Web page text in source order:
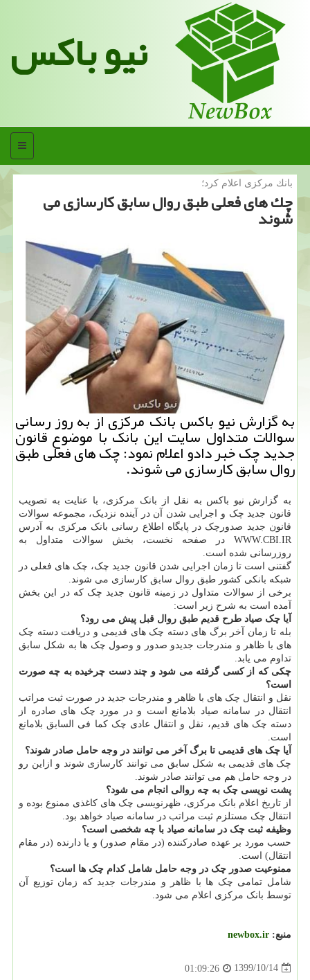
نیو باکس
منو
بانك مركزی اعلام كرد؛
چك های فعلی طبق روال سابق كارسازی می
شوند
به گزارش نیو باکس بانک مرکزی از به روز رسانی
سوالات متداول سایت این بانک با موضوع قانون
جدید چک خبر دادو اعلام نمود: چک های فعلی طبق
روال سابق کارسازی می شوند.
به گزارش نیو باکس به نقل از بانک مرکزی، با عنایت به تصویب
قانون جدید چک و اجرایی شدن آن در آینده نزدیک، مجموعه سوالات
قانون جدید صدورچک در پایگاه اطلاع رسانی بانک مرکزی به آدرس
WWW.CBI.IR در صفحه نخست، بخش سوالات متداول به
روزرسانی شده است.
گفتنی است تا زمان اجرایی شدن قانون جدید چک، چک های فعلی در
شبکه بانکی کشور طبق روال سابق کارسازی می شوند.
برخی از سوالات متداول در زمینه قانون جدید چک که در این بخش
آمده است به شرح زیر است:
آیا چک صیاد طرح قدیم طبق روال قبل پیش می رود؟
بله تا زمان آخر برگ های دسته چک های قدیمی و دریافت دسته چک
های با ظاهر و مندرجات جدیدو صدور و وصول چک ها به شکل سابق
تداوم می یابد.
چکی که از کسی گرفته می شود و چند دست چرخیده به چه صورت
است؟
نقل و انتقال چک های با ظاهر و مندرجات جدید در صورت ثبت مراتب
انتقال در سامانه صیاد بلامانع است و در مورد چک های صادره از
دسته چک های قدیم، نقل و انتقال عادی چک کما فی السابق بلامانع
است.
آیا چک های قدیمی تا برگ آخر می توانند در وجه حامل صادر شوند؟
چک های قدیمی به شکل سابق می توانند کارسازی شوند و ازاین رو
در وجه حامل هم می توانند صادر شوند.
پشت نویسی چک به چه روالی انجام می شود؟
از تاریخ اعلام بانک مرکزی، ظهرنویسی چک های کاغذی ممنوع بوده و
انتقال چک مستلزم ثبت مراتب در سامانه صیاد خواهد بود.
وظیفه ثبت چک در سامانه صیاد با چه شخصی است؟
حسب مورد بر عهده صادرکننده (در مقام صدور) و یا دارنده (در مقام
انتقال) است.
ممنوعیت صدور چک در وجه حامل شامل کدام چک ها است؟
شامل تمامی چک ها با ظاهر و مندرجات جدید که زمان توزیع آن
توسط بانک مرکزی اعلام می شود.
منبع: newbox.ir
1399/10/14
01:09:26